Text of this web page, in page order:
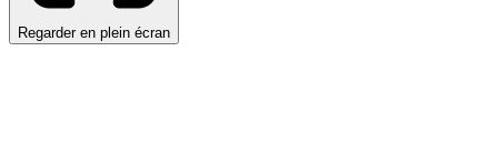
Regarder en plein écran